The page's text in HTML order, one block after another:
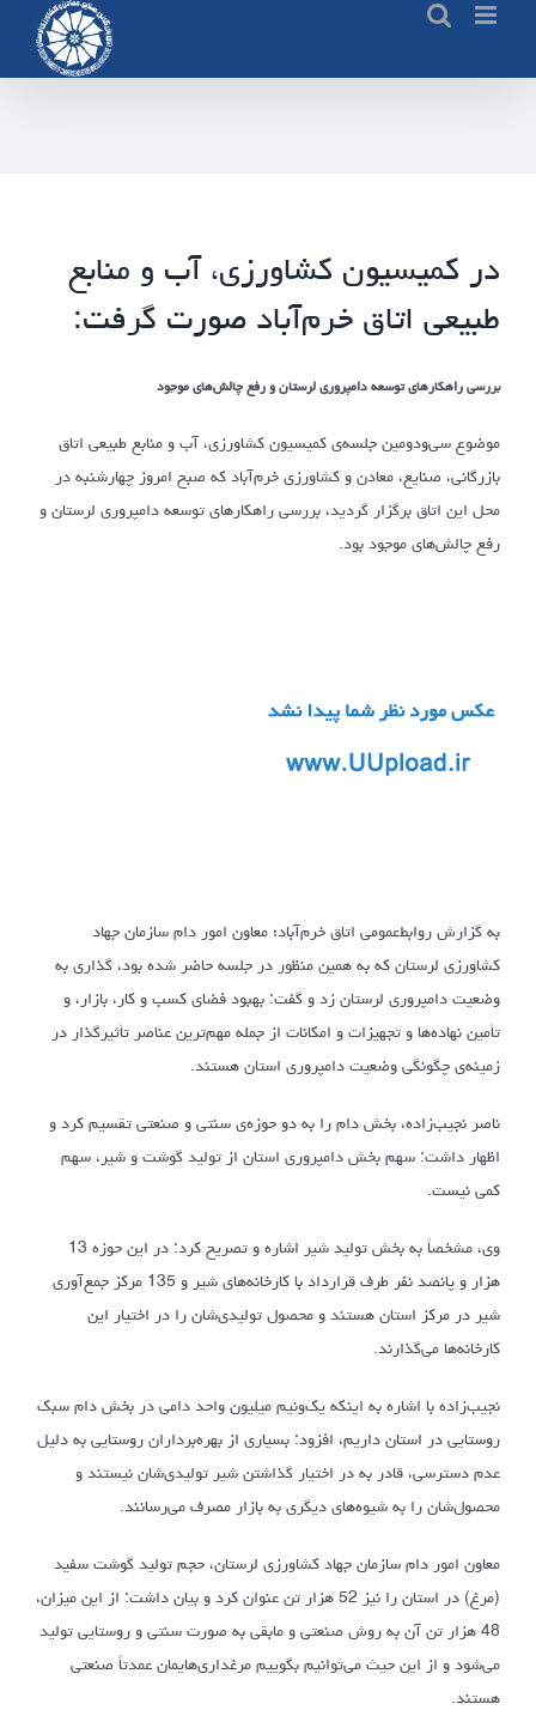
content
در کمیسیون کشاورزی، آب و منابع
طبیعی اتاق خرم‌آباد صورت گرفت:
بررسی راهکارهای توسعه دامپروری لرستان و رفع چالش‌های موجود
موضوع سی‌ودومین جلسه‌ی کمیسیون کشاورزی، آب و منابع طبیعی اتاق
بازرگانی، صنایع، معادن و کشاورزی خرم‌آباد که صبح امروز چهارشنبه در
محل این اتاق برگزار گردید، بررسی راهکارهای توسعه دامپروری لرستان و
رفع چالش‌های موجود بود.
به گزارش روابط‌عمومی اتاق خرم‌آباد؛ معاون امور دام سازمان جهاد
کشاورزی لرستان که به همین منظور در جلسه حاضر شده بود، گذاری به
وضعیت دامپروری لرستان زد و گفت: بهبود فضای کسب و کار، بازار، و
تأمین نهاده‌ها و تجهیزات و امکانات از جمله مهم‌ترین عناصر تأثیرگذار در
زمینه‌ی چگونگی وضعیت دامپروری استان هستند.
ناصر نجیب‌زاده، بخش دام را به دو حوزه‌ی سنتی و صنعتی تقسیم کرد و
اظهار داشت: سهم بخش دامپروری استان از تولید گوشت و شیر، سهم
کمی نیست.
وی، مشخصاً به بخش تولید شیر اشاره و تصریح کرد: در این حوزه 13
هزار و پانصد نفر طرف قرارداد با کارخانه‌های شیر و 135 مرکز جمع‌آوری
شیر در مرکز استان هستند و محصول تولیدی‌شان را در اختیار این
کارخانه‌ها می‌گذارند.
نجیب‌زاده با اشاره به اینکه یک‌ونیم میلیون واحد دامی در بخش دام سبک
روستایی در استان داریم، افزود: بسیاری از بهره‌برداران روستایی به دلیل
عدم دسترسی، قادر به در اختیار گذاشتن شیر تولیدی‌شان نیستند و
محصول‌شان را به شیوه‌های دیگری به بازار مصرف می‌رسانند.
معاون امور دام سازمان جهاد کشاورزی لرستان، حجم تولید گوشت سفید
(مرغ) در استان را نیز 52 هزار تن عنوان کرد و بیان داشت: از این میزان،
48 هزار تن آن به روش صنعتی و مابقی به صورت سنتی و روستایی تولید
می‌شود و از این حیث می‌توانیم بگوییم مرغداری‌هایمان عمدتاً صنعتی
هستند.